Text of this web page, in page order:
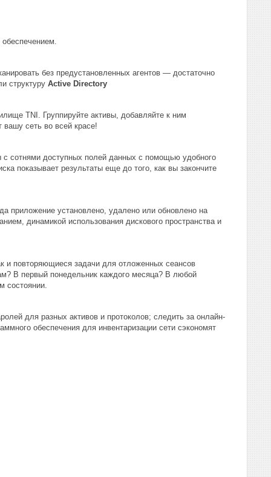
без предустановленных агентов — достаточно
структуру Active Directory
TNI. Группируйте активы, добавляйте к ним
сеть во всей красе!
с сотнями доступных полей данных с помощью удобного
показывает результаты еще до того, как вы закончите
приложение установлено, удалено или обновлено на
динамикой использования дискового пространства и
и повторяющиеся задачи для отложенных сеансов
В первый понедельник каждого месяца? В любой
состоянии.
для разных активов и протоколов; следить за онлайн-
обеспечения для инвентаризации сети сэкономят